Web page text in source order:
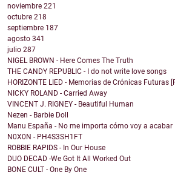
noviembre 221
octubre 218
septiembre 187
agosto 341
julio 287
NIGEL BROWN - Here Comes The Truth
THE CANDY REPUBLIC - I do not write love songs
HORIZONTE LIED - Memorias de Crónicas Futuras
NICKY ROLAND - Carried Away
VINCENT J. RIGNEY - Beautiful Human
Nezen - Barbie Doll
Manu España - No me importa cómo voy a acabar
N0X0N - PH4S3SH1FT
ROBBIE RAPIDS - In Our House
DUO DECAD -We Got It All Worked Out
BONE CULT - One By One